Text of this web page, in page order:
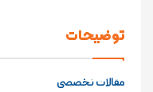
توضیحات
مقالات تخصصی